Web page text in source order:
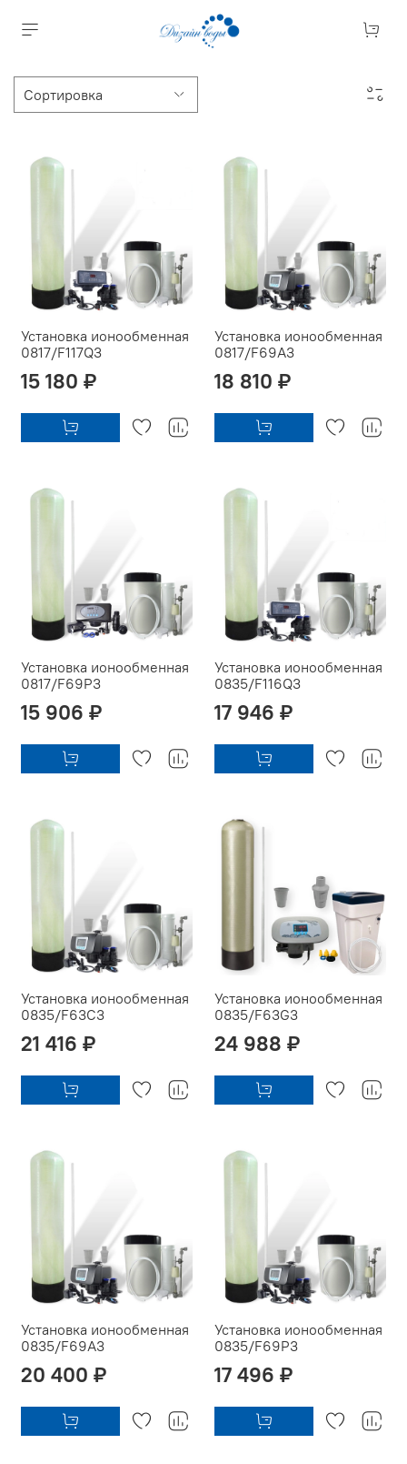
Установка ионообменная
0817/F117Q3
15 180 ₽
Установка ионообменная
0817/F69A3
18 810 ₽
Установка ионообменная
0817/F69P3
15 906 ₽
Установка ионообменная
0835/F116Q3
17 946 ₽
Установка ионообменная
0835/F63C3
21 416 ₽
Установка ионообменная
0835/F63G3
24 988 ₽
Установка ионообменная
0835/F69A3
20 400 ₽
Установка ионообменная
0835/F69P3
17 496 ₽